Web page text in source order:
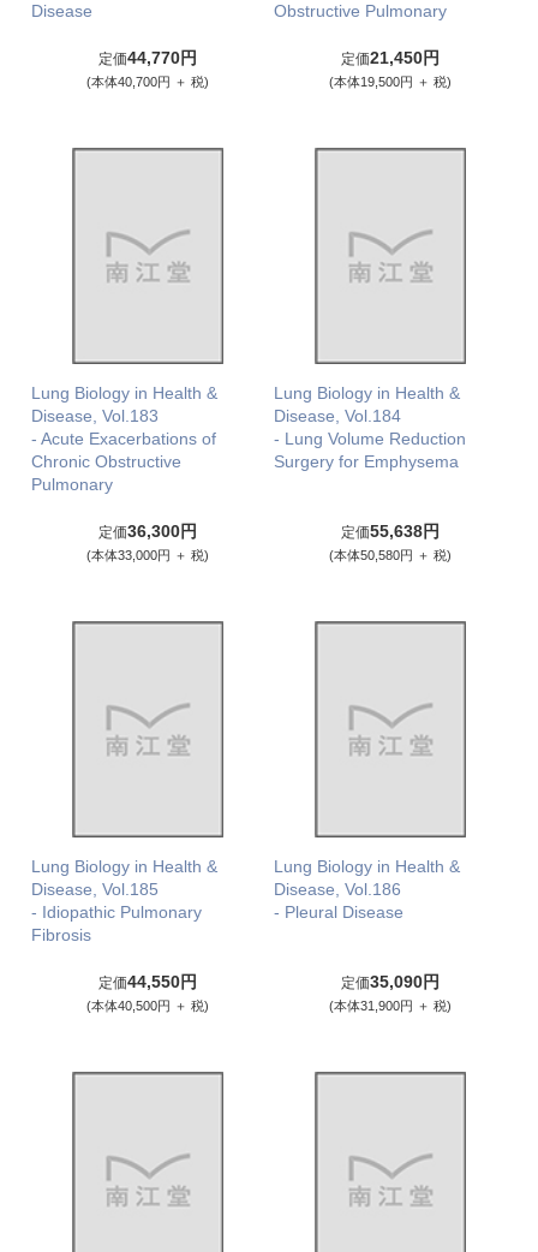
Disease
定価44,770円
(本体40,700円 ＋ 税)
Obstructive Pulmonary
定価21,450円
(本体19,500円 ＋ 税)
Lung Biology in Health &
Disease, Vol.183
- Acute Exacerbations of
Chronic Obstructive
Pulmonary
定価36,300円
(本体33,000円 ＋ 税)
Lung Biology in Health &
Disease, Vol.184
- Lung Volume Reduction
Surgery for Emphysema
定価55,638円
(本体50,580円 ＋ 税)
Lung Biology in Health &
Disease, Vol.185
- Idiopathic Pulmonary
Fibrosis
定価44,550円
(本体40,500円 ＋ 税)
Lung Biology in Health &
Disease, Vol.186
- Pleural Disease
定価35,090円
(本体31,900円 ＋ 税)